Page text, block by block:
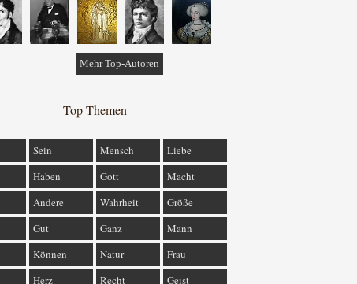
Mehr Top-Autoren
Top-Themen
Sein Mensch
Liebe
Haben Gott
Macht
Andere Wahrheit
Größe
Gut Ganz
Mann
Können Natur
Frau
Herz Recht Geist